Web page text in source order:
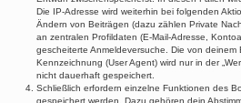
Die IP-Adresse wird weiterhin bei folgenden
Ändern von Beiträgen (dazu zählen Private
an zentralen Profildaten (E-Mail-Adresse,
gescheiterte Anmeldeversuche. Die von deinem
Kennzeichnung (User Agent) wird nur in der
nicht dauerhaft gespeichert.
Schließlich erfordern einzelne Funktionen des
gespeichert werden. Dazu gehören dein